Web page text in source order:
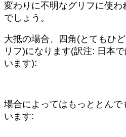
変わりに不明なグリフに使わ
でしょう。
大抵の場合、四角(とてもひ
リフ)になります(訳注: 日本
います):
場合によってはもっととんで
います: